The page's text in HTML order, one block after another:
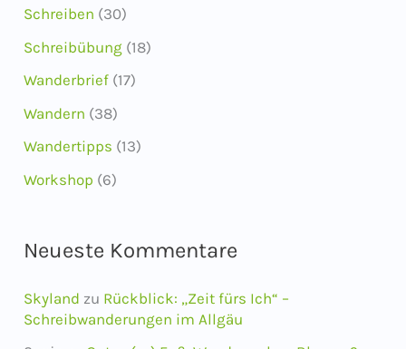
Schreiben (30)
Schreibübung (18)
Wanderbrief (17)
Wandern (38)
Wandertipps (13)
Workshop (6)
Neueste Kommentare
Skyland zu Rückblick: „Zeit fürs Ich“ –
Schreibwanderungen im Allgäu